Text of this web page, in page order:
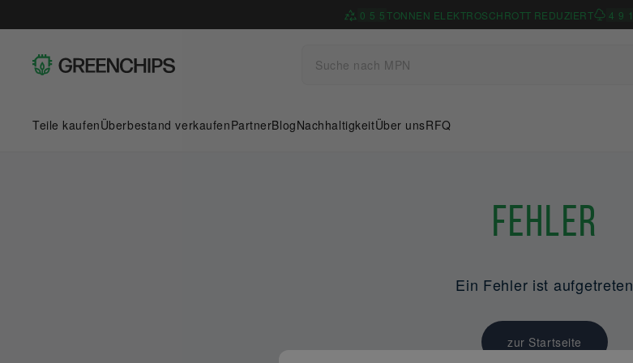
0 5 5 TONNEN ELEKTROSCHROTT REDUZIERT 4 9 1
Teile kaufenÜberbestand verkaufenPartnerBlogNachhaltigkeitÜber unsRFQ
Fehler
Ein Fehler ist aufgetreten
zur Startseite